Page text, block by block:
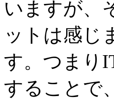
いますが、
ットは感じ
す。つまり
することで